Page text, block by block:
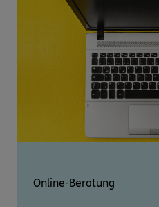
Online-Beratung